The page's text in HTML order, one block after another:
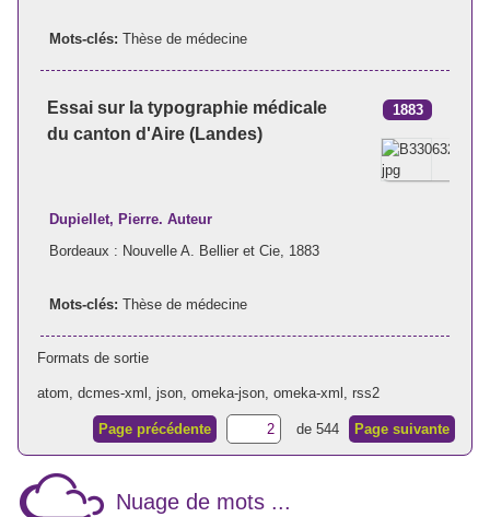
Mots-clés: Thèse de médecine
Essai sur la typographie médicale
du canton d'Aire (Landes)
1883
Dupiellet, Pierre. Auteur
Bordeaux : Nouvelle A. Bellier et Cie, 1883
Mots-clés: Thèse de médecine
Formats de sortie
atom dcmes-xml json, omeka-json, omeka-xml rss2
Page précédente de 544 Page suivante
Nuage de mots ...